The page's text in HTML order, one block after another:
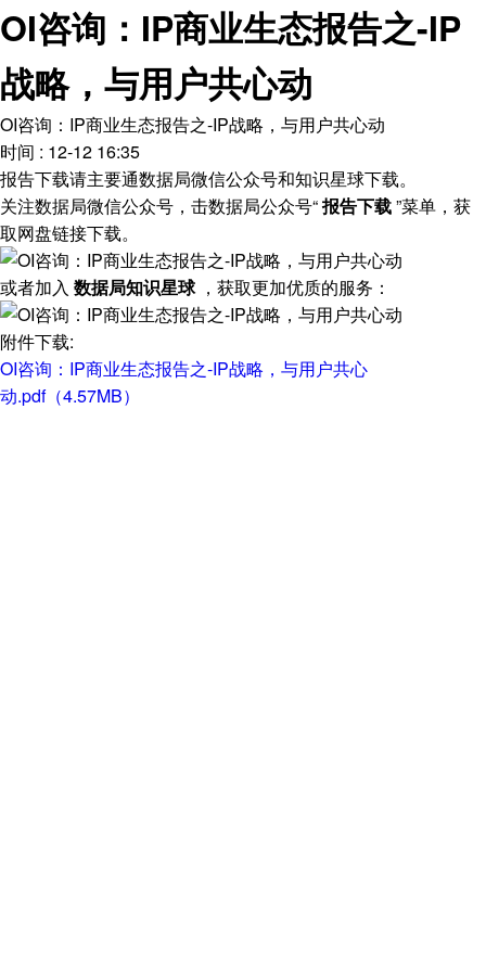
OI咨询：IP商业生态报告之-IP
战略，与用户共心动
OI咨询：IP商业生态报告之-IP战略，与用户共心动
时间 : 12-12 16:35
报告下载请主要通数据局微信公众号和知识星球下载。
关注数据局微信公众号，击数据局公众号“报告下载”菜单，获
取网盘链接下载。
或者加入 数据局知识星球 ，获取更加优质的服务：
附件下载:
OI咨询：IP商业生态报告之-IP战略，与用户共心
动.pdf（4.57MB）